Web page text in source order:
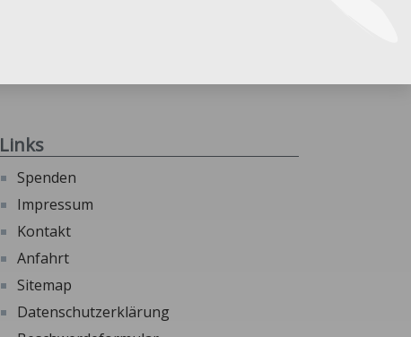
Links
Spenden
Impressum
Kontakt
Anfahrt
Sitemap
Datenschutzerklärung